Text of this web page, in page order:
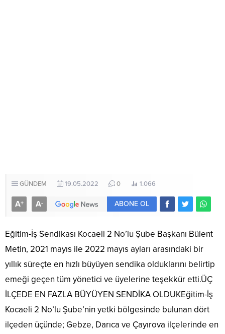
GÜNDEM 19.05.2022 0 1.066
A+ A- ABONE OL
Eğitim-İş Sendikası Kocaeli 2 No’lu Şube Başkanı Bülent
Metin, 2021 mayıs ile 2022 mayıs ayları arasındaki bir
yıllık süreçte en hızlı büyüyen sendika olduklarını belirtip
emeği geçen tüm yönetici ve üyelerine teşekkür etti.ÜÇ
İLÇEDE EN FAZLA BÜYÜYEN SENDİKA OLDUKEğitim-İş
Kocaeli 2 No’lu Şube’nin yetki bölgesinde bulunan dört
ilçeden üçünde; Gebze, Darıca ve Çayırova ilçelerinde en